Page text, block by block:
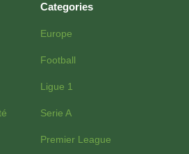
Categories
Europe
Football
Ligue 1
Serie A
Premier League